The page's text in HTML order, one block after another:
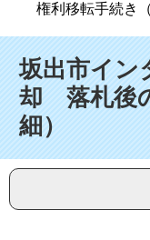
権利移転手続き
坂出市イン
却 落札後
細）